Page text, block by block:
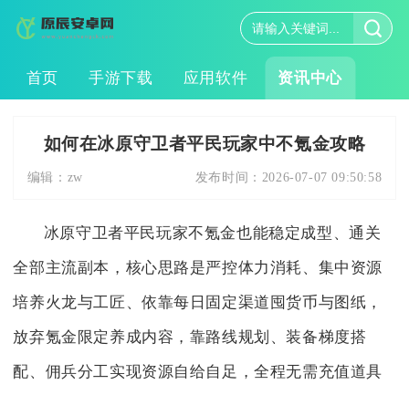
首页 手游下载 应用软件 资讯中心
如何在冰原守卫者平民玩家中不氪金攻略
编辑： zw 发布时间： 2026-07-07 09:50:58
冰原守卫者平民玩家不氪金也能稳定成型、通关
全部主流副本，核心思路是严控体力消耗、集中资源
培养火龙与工匠、依靠每日固定渠道囤货币与图纸，
放弃氪金限定养成内容，靠路线规划、装备梯度搭
配、佣兵分工实现资源自给自足，全程无需充值道具